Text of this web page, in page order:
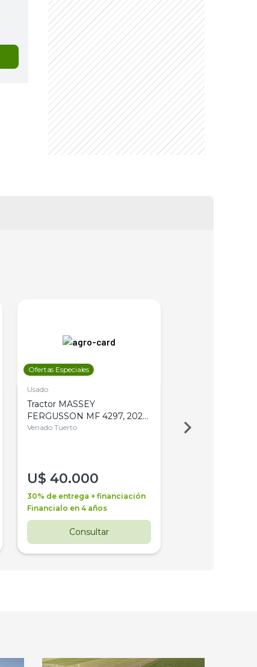
Ofertas Especiales
Usado
Tractor MASSEY
FERGUSSON MF 4297, 2020,
4WD, PATON
Venado Tuerto
U$ 40.000
30% de entrega + financiación
Financialo en 4 años
Consultar
Venado Tuerto